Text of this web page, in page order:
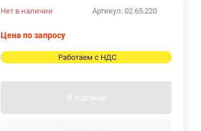
Артикул: 02.65.220
Нет в наличии
Цена по запросу
Работаем с НДС
В корзину